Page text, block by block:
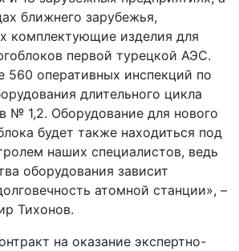
ближнего зарубежья,
комплектующие изделия для
первой турецкой АЭС.
560 оперативных инспекций по
длительного цикла
№ 1,2. Оборудование для нового
будет также находиться под
наших специалистов, ведь
оборудования зависит
атомной станции», –
Тихонов.
на оказание экспертно-